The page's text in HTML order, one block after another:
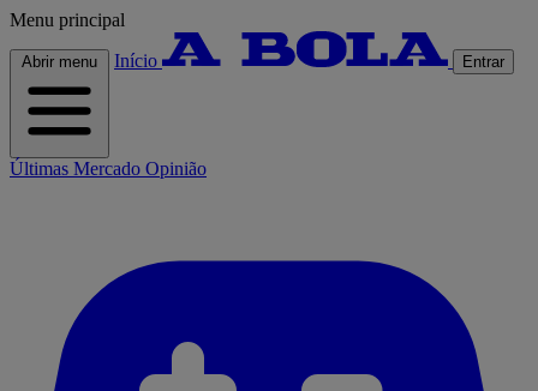
Menu principal
Abrir menu Início Entrar
Últimas Mercado Opinião